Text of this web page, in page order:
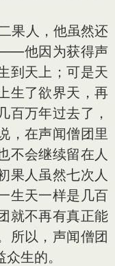
人，他虽然还
他因为获得声
到天上；可是天
生了欲界天，再
百万年过去了，
，在声闻僧团里
不会继续留在人
果人虽然七次人
生天一样是几百
就不再有真正能
所以，声闻僧团
生的。